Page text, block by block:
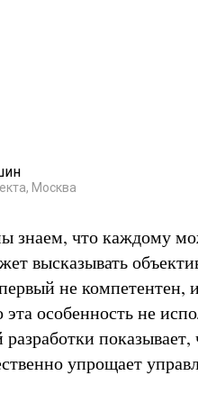
Москва
знаем, что каждому
высказывать
не компетентен,
особенность не
показывает,
упрощает